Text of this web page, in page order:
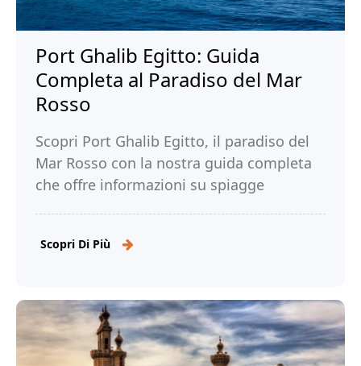
Port Ghalib Egitto: Guida
Completa al Paradiso del Mar
Rosso
Scopri Port Ghalib Egitto, il paradiso del
Mar Rosso con la nostra guida completa
che offre informazioni su spiagge
Scopri Di Più